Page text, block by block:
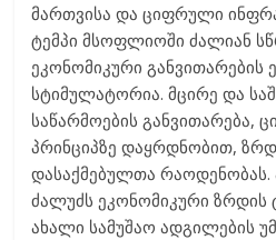
მართვისა და ციფრული
ტემპი მსოფლიოში ძალიან
ეკონომიკური
სტიმულატორია. მცირე და
საწარმოების განვითარება,
პრინციპზე დაყრდნობით,
დასაქმებულთა
ძალუძს ეკონომიკური ზრდის
ახალი სამუშაო ადგილების